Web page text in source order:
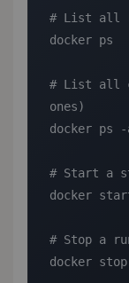
# List all
docker ps
# List all
ones)
docker ps -
# Start a
docker
# Stop a
docker